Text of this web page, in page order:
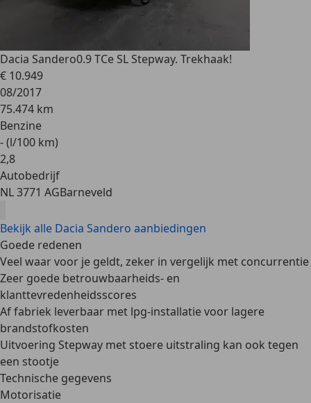
Dacia Sandero0.9 TCe SL Stepway. Trekhaak!
€ 10.949
08/2017
75.474 km
Benzine
- (l/100 km)
2,8
Autobedrijf
NL 3771 AGBarneveld
Bekijk alle Dacia Sandero aanbiedingen
Goede redenen
Veel waar voor je geldt, zeker in vergelijk met concurrentie
Zeer goede betrouwbaarheids- en
klanttevredenheidsscores
Af fabriek leverbaar met lpg-installatie voor lagere
brandstofkosten
Uitvoering Stepway met stoere uitstraling kan ook tegen
een stootje
Technische gegevens
Motorisatie